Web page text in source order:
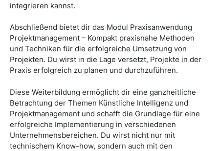
integrieren kannst.
Abschließend bietet dir das Modul Praxisanwendung
Projektmanagement – Kompakt praxisnahe Methoden
und Techniken für die erfolgreiche Umsetzung von
Projekten. Du wirst in die Lage versetzt, Projekte in der
Praxis erfolgreich zu planen und durchzuführen.
Diese Weiterbildung ermöglicht dir eine ganzheitliche
Betrachtung der Themen Künstliche Intelligenz und
Projektmanagement und schafft die Grundlage für eine
erfolgreiche Implementierung in verschiedenen
Unternehmensbereichen. Du wirst nicht nur mit
technischem Know-how, sondern auch mit den